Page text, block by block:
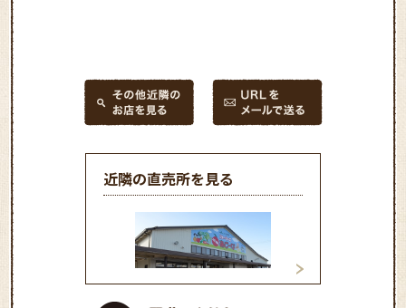
近隣の直売所を見る